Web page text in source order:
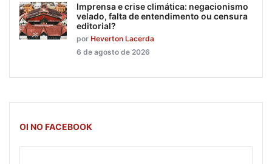
Imprensa e crise climática: negacionismo
velado, falta de entendimento ou censura
editorial?
por Heverton Lacerda
6 de agosto de 2026
OI NO FACEBOOK